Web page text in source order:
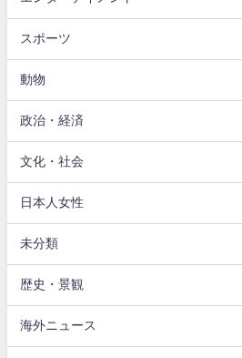
スポーツ
動物
政治・経済
文化・社会
日本人女性
未分類
歴史・景観
海外ニュース